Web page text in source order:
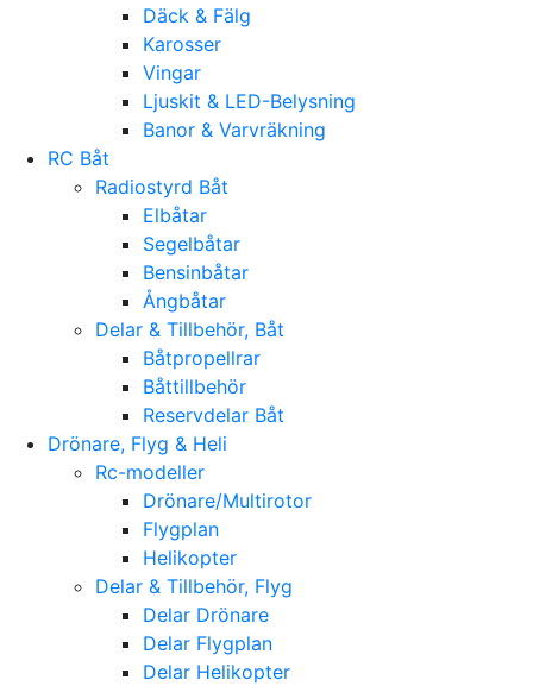
Däck & Fälg
Karosser
Vingar
Ljuskit & LED-Belysning
Banor & Varvräkning
RC Båt
Radiostyrd Båt
Elbåtar
Segelbåtar
Bensinbåtar
Ångbåtar
Delar & Tillbehör, Båt
Båtpropellrar
Båttillbehör
Reservdelar Båt
Drönare, Flyg & Heli
Rc-modeller
Drönare/Multirotor
Flygplan
Helikopter
Delar & Tillbehör, Flyg
Delar Drönare
Delar Flygplan
Delar Helikopter